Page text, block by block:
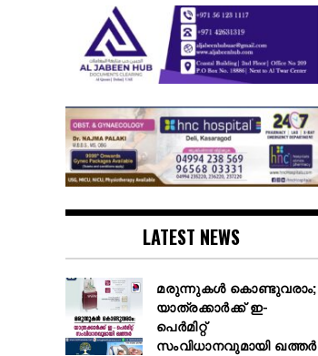
LATEST NEWS
മരുന്നുകൾ കൊണ്ടുവരാം;
യാത്രക്കാർക്ക് ഇ-
പെർമിറ്റ്
സംവിധാനവുമായി ഖത്തർ